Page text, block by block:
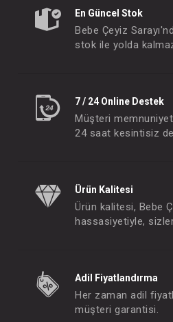
İkili Takım...
En Güncel Stok
Bebe Çeyiz
stok ile yolda
7 / 24 Online Destek
Müşteri
24 saat kesintisiz
Ürün Kalitesi
Ürün kalitesi, Bebe
hassasiyetiyle,
Adil Fiyatlandırma
Her zaman adil
müşteri garantisi.